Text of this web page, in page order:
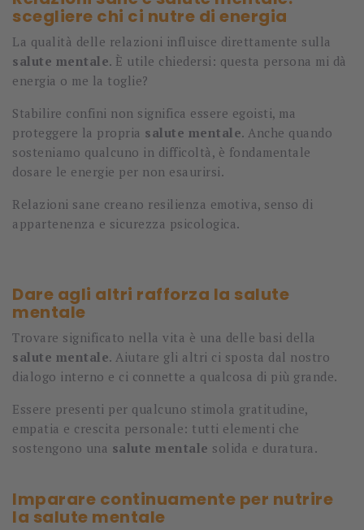
scegliere chi ci nutre di energia
La qualità delle relazioni influisce direttamente sulla
salute mentale. È utile chiedersi: questa persona mi dà
energia o me la toglie?
Stabilire confini non significa essere egoisti, ma
proteggere la propria salute mentale. Anche quando
sosteniamo qualcuno in difficoltà, è fondamentale
dosare le energie per non esaurirsi.
Relazioni sane creano resilienza emotiva, senso di
appartenenza e sicurezza psicologica.
Dare agli altri rafforza la salute
mentale
Trovare significato nella vita è una delle basi della
salute mentale. Aiutare gli altri ci sposta dal nostro
dialogo interno e ci connette a qualcosa di più grande.
Essere presenti per qualcuno stimola gratitudine,
empatia e crescita personale: tutti elementi che
sostengono una salute mentale solida e duratura.
Imparare continuamente per nutrire
la salute mentale